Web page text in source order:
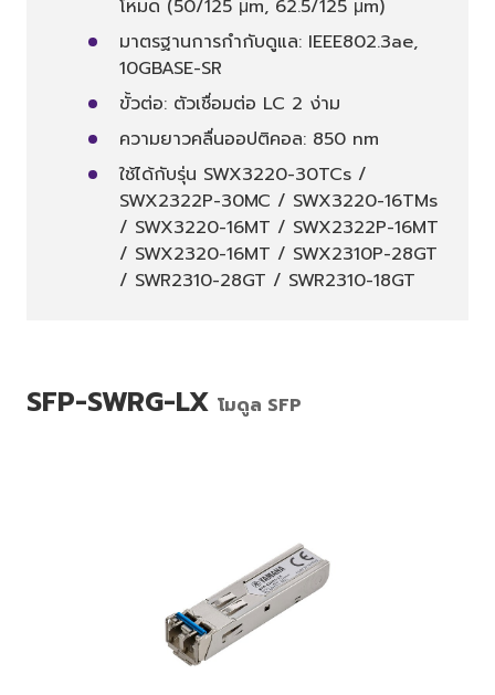
โหมด (50/125 μm, 62.5/125 μm)
มาตรฐานการกำกับดูแล: IEEE802.3ae,
10GBASE-SR
ขั้วต่อ: ตัวเชื่อมต่อ LC 2 ง่าม
ความยาวคลื่นออปติคอล: 850 nm
ใช้ได้กับรุ่น SWX3220-30TCs /
SWX2322P-30MC / SWX3220-16TMs
/ SWX3220-16MT / SWX2322P-16MT
/ SWX2320-16MT / SWX2310P-28GT
/ SWR2310-28GT / SWR2310-18GT
SFP-SWRG-LX โมดูล SFP